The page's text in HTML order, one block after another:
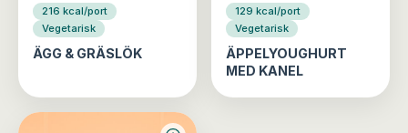
216 kcal/port
Vegetarisk
ÄGG & GRÄSLÖK
129 kcal/port
Vegetarisk
ÄPPELYOUGHURT
MED KANEL